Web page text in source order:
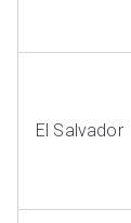
El Salvador